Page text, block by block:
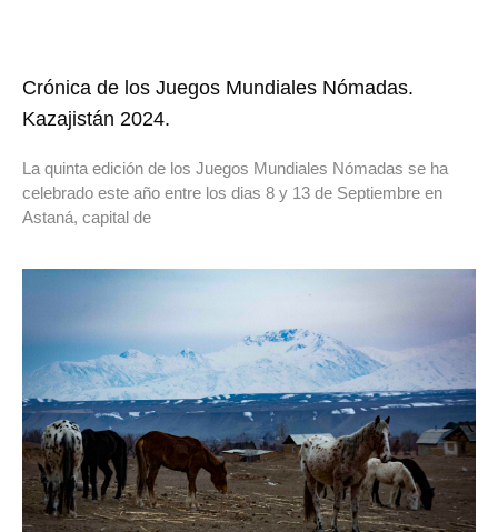
Crónica de los Juegos Mundiales Nómadas.
Kazajistán 2024.
La quinta edición de los Juegos Mundiales Nómadas se ha
celebrado este año entre los dias 8 y 13 de Septiembre en
Astaná, capital de